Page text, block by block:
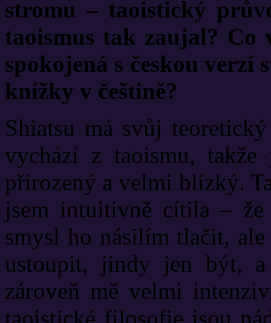
stromu – taoistický
taoismus tak zaujal? Co
spokojená s českou verzí
knížky v češtině?
Shiatsu má svůj
vychází z taoismu,
přirozený a velmi blízký.
jsem intuitivně cítila –
smysl ho násilím tlačit,
ustoupit, jindy jen být,
zároveň mě velmi
taoistické filosofie jsou